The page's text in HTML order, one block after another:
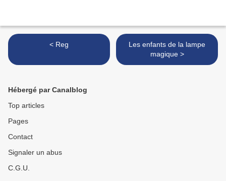
< Reg
Les enfants de la lampe
magique >
Hébergé par Canalblog
Top articles
Pages
Contact
Signaler un abus
C.G.U.